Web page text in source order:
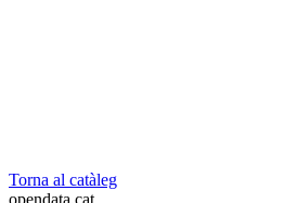
Torna al catàleg
opendata.cat